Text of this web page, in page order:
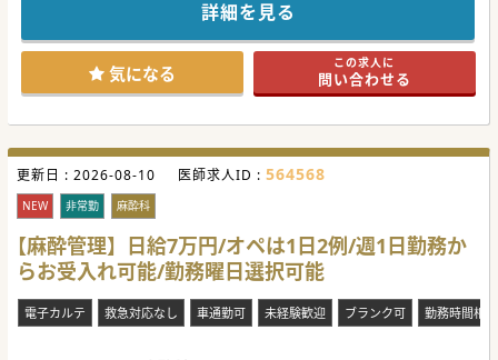
少しでもご興味がございましたら、お気軽にお問合せくださ
詳細を見る
気になる この求人に
問い合わせる
更新日 : 2026-08-10 医師求人ID : 564568
NEW 非常勤 麻酔科
【麻酔管理】日給7万円/オペは1日2例/週1日勤務か
らお受入れ可能/勤務曜日選択可能
電子カルテ 救急対応なし 車通勤可 未経験歓迎 ブランク可 勤務時間相